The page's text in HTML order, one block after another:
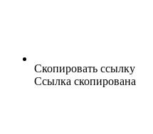
Скопировать ссылку
Ссылка скопирована